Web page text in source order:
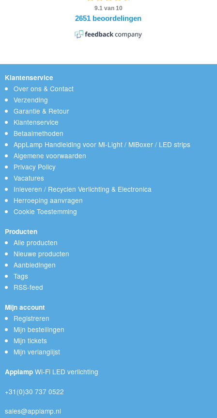
Klantenservice
Over ons & Contact
Verzending
Garantie & Retour
Klantenservice
Betaalmethoden
AppLamp Handleiding voor Mi-Light / MiBoxer / LED strips
Algemene voorwaarden
Privacy Policy
Vacatures
Inleveren / Recyclen Verlichting & Electronica
Herroeping aanvragen
Cookie Toestemming
Producten
Alle producten
Nieuwe producten
Aanbiedingen
Tags
RSS-feed
Mijn account
Registreren
Mijn bestellingen
Mijn tickets
Mijn verlanglijst
Applamp Wi-Fi LED verlichting
+31(0)30 737 0522
sales@applamp.nl